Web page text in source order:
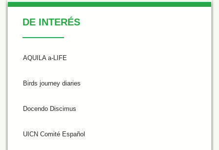
De Interés
DE INTERÉS
AQUILA a-LIFE
Birds journey diaries
Docendo Discimus
UICN Comité Español